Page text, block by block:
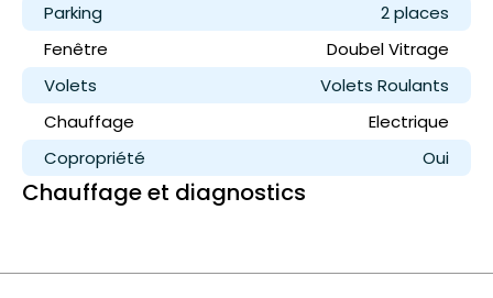
Parking
2 places
Fenêtre
Doubel Vitrage
Volets
Volets Roulants
Chauffage
Electrique
Copropriété
Oui
Chauffage et diagnostics